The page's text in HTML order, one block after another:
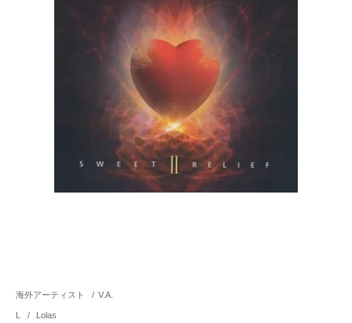
海外アーティスト / V.A.
L / Lolas